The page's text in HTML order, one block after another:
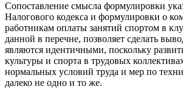
Сопоставление смысла формулировки
Налогового кодекса и формулировки о
работникам оплаты занятий спортом в
данной в перечне, позволяет сделать
являются идентичными, поскольку
культуры и спорта в трудовых
нормальных условий труда и мер по
далеко не одно и то же.